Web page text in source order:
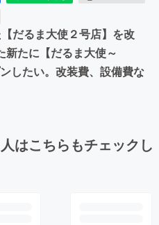
だるま大使２号店】を改
新たに【だるま大使～
したい。改装費、設備費な
はこちらもチェックし